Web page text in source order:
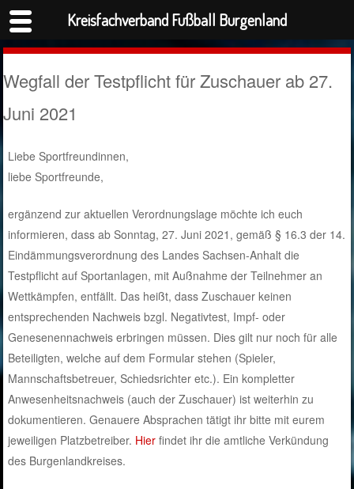
Wegfall der Testpflicht für Zuschauer ab 27.
Juni 2021
Liebe Sportfreundinnen,
liebe Sportfreunde,
ergänzend zur aktuellen Verordnungslage möchte ich euch
informieren, dass ab Sonntag, 27. Juni 2021, gemäß § 16.3 der 14.
Eindämmungsverordnung des Landes Sachsen-Anhalt die
Testpflicht auf Sportanlagen, mit Außnahme der Teilnehmer an
Wettkämpfen, entfällt. Das heißt, dass Zuschauer keinen
entsprechenden Nachweis bzgl. Negativtest, Impf- oder
Genesenennachweis erbringen müssen. Dies gilt nur noch für alle
Beteiligten, welche auf dem Formular stehen (Spieler,
Mannschaftsbetreuer, Schiedsrichter etc.). Ein kompletter
Anwesenheitsnachweis (auch der Zuschauer) ist weiterhin zu
dokumentieren. Genauere Absprachen tätigt ihr bitte mit eurem
jeweiligen Platzbetreiber. Hier findet ihr die amtliche Verkündung
des Burgenlandkreises.
Kreisfachverband Fußball Burgenland